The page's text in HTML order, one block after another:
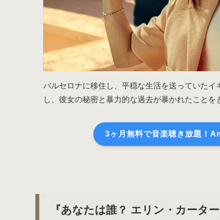
バルセロナに移住し、平穏な生活を送っていた
し、彼女の秘密と暴力的な過去が暴かれたことを
3ヶ月無料で音楽聴き放題！
『あなたは誰？ エリン・カータ